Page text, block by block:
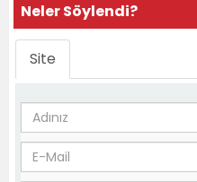
Neler Söylendi?
Site